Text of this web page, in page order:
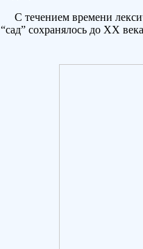
С течением времени
“сад” сохранялось до XX